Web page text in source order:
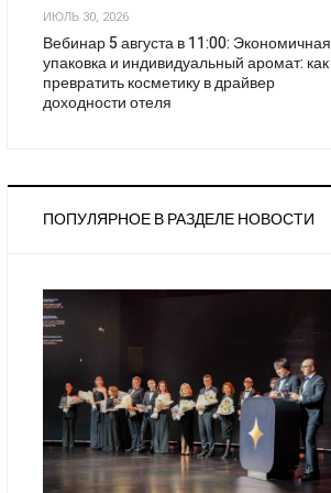
ИЮЛЬ 30, 2026
Вебинар 5 августа в 11:00: Экономичная
упаковка и индивидуальный аромат: как
превратить косметику в драйвер
доходности отеля
ПОПУЛЯРНОЕ В РАЗДЕЛЕ НОВОСТИ